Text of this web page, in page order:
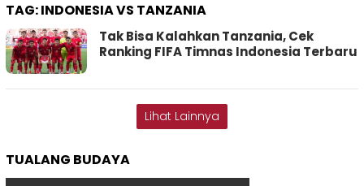
TAG:INDONESIA VS TANZANIA
Tak Bisa Kalahkan Tanzania, Cek
Ranking FIFA Timnas Indonesia Terbaru
Lihat Lainnya
TUALANG BUDAYA